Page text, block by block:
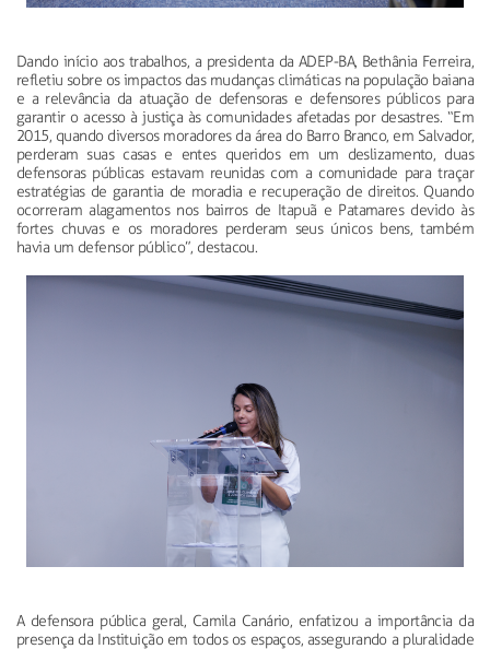
Dando início aos trabalhos, a presidenta da ADEP-BA, Bethânia Ferreira,
refletiu sobre os impactos das mudanças climáticas na população baiana
e a relevância da atuação de defensoras e defensores públicos para
garantir o acesso à justiça às comunidades afetadas por desastres. “Em
2015, quando diversos moradores da área do Barro Branco, em Salvador,
perderam suas casas e entes queridos em um deslizamento, duas
defensoras públicas estavam reunidas com a comunidade para traçar
estratégias de garantia de moradia e recuperação de direitos. Quando
ocorreram alagamentos nos bairros de Itapuã e Patamares devido às
fortes chuvas e os moradores perderam seus únicos bens, também
havia um defensor público”, destacou.
A defensora pública geral, Camila Canário, enfatizou a importância da
presença da Instituição em todos os espaços, assegurando a pluralidade